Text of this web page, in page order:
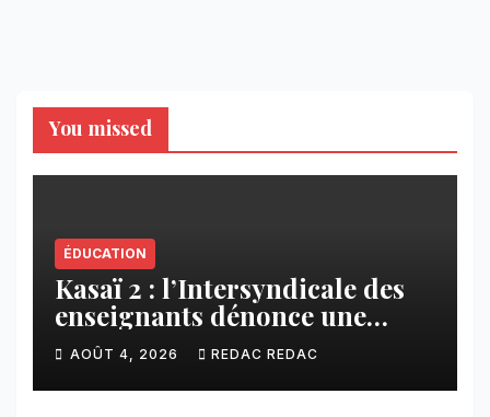
You missed
ÉDUCATION
Kasaï 2 : l’Intersyndicale des
enseignants dénonce une
contribution financière
imposée aux écoles de la
CNCA
AOÛT 4, 2026 REDAC REDAC